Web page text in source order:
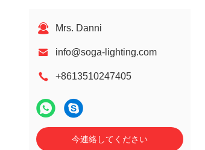
Mrs. Danni
info@soga-lighting.com
+8613510247405
今連絡してください